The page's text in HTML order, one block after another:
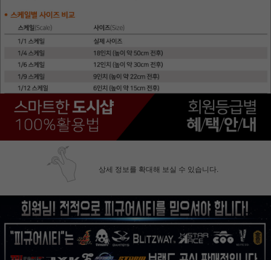
상세 정보를 확대해 보실 수 있습니다.